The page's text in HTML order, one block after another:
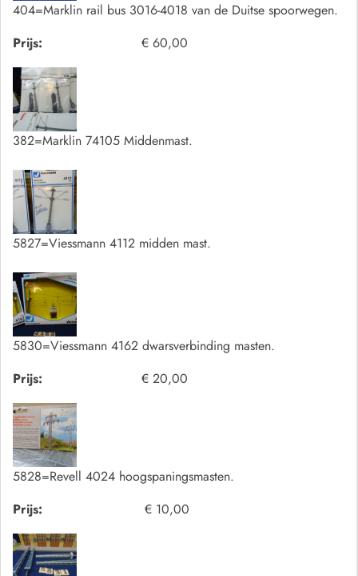
404=Marklin rail bus 3016-4018 van de Duitse spoorwegen.
Prijs:
€ 60,00
382=Marklin 74105 Middenmast.
5827=Viessmann 4112 midden mast.
5830=Viessmann 4162 dwarsverbinding masten.
Prijs:
€ 20,00
5828=Revell 4024 hoogspaningsmasten.
Prijs:
€ 10,00